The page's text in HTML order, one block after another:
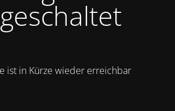
ist in Kürze wieder erreichbar